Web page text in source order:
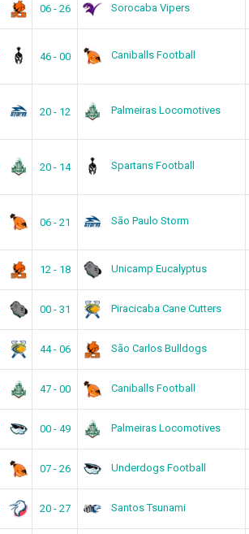
06 - 26 Sorocaba Vipers
46 - 00 Caniballs Football
20 - 12 Palmeiras Locomotives
20 - 14 Spartans Football
06 - 21 São Paulo Storm
12 - 18 Unicamp Eucalyptus
00 - 31 Piracicaba Cane Cutters
44 - 06 São Carlos Bulldogs
47 - 00 Caniballs Football
00 - 49 Palmeiras Locomotives
07 - 26 Underdogs Football
20 - 27 Santos Tsunami